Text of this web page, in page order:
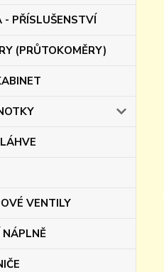
- PŘÍSLUŠENSTVÍ
(PRŮTOKOMĚRY)
VENTILY
NÁPLNĚ